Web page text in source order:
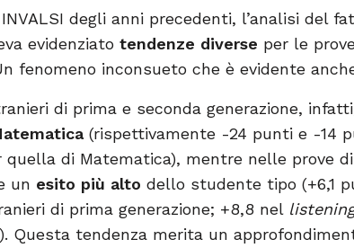
degli anni precedenti, l’analisi del
evidenziato tendenze diverse per le
fenomeno inconsueto che è evidente
di prima e seconda generazione,
(rispettivamente -24 punti e -14
quella di Matematica), mentre nelle prove di
un esito più alto dello studente tipo (+6,1
di prima generazione; +8,8 nel
Questa tendenza merita un